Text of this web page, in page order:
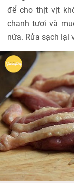
để cho thịt vịt
chanh tươi và
nữa. Rửa sạch lại